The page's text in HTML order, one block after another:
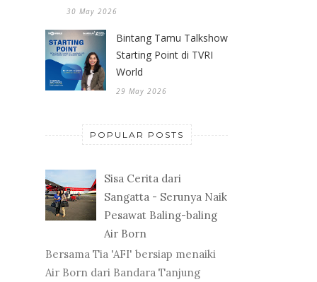
30 May 2026
Bintang Tamu Talkshow
Starting Point di TVRI
World
29 May 2026
POPULAR POSTS
Sisa Cerita dari
Sangatta - Serunya Naik
Pesawat Baling-baling
Air Born
Bersama Tia 'AFI' bersiap menaiki
Air Born dari Bandara Tanjung